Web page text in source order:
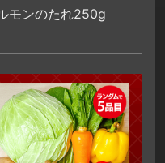
モンのたれ250g